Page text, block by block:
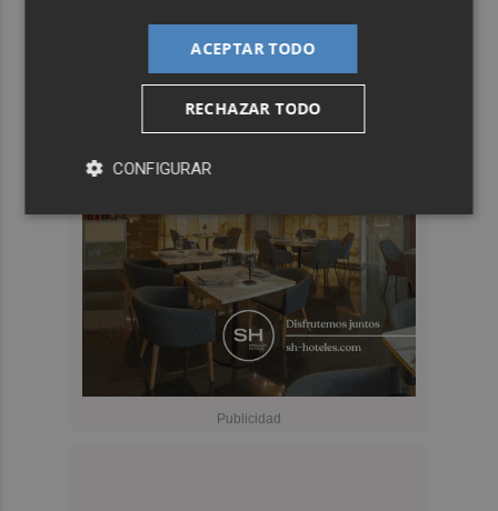
ACEPTAR TODO
RECHAZAR TODO
CONFIGURAR